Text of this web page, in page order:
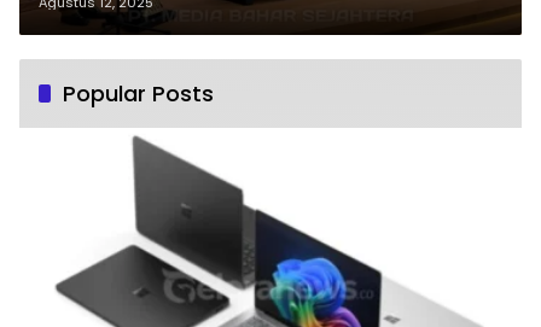
Popular Posts